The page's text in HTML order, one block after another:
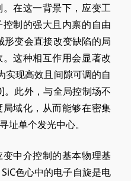
在这一背景下，应变工
制的强大且内禀的自由
变会直接改变缺陷的局
这种相互作用会显著改
实现高效且间隙可调的自
。此外，与全局控制场不
域化，从而能够在密集
址单个发光中心。
中介控制的基本物理基
色心中的电子自旋是电